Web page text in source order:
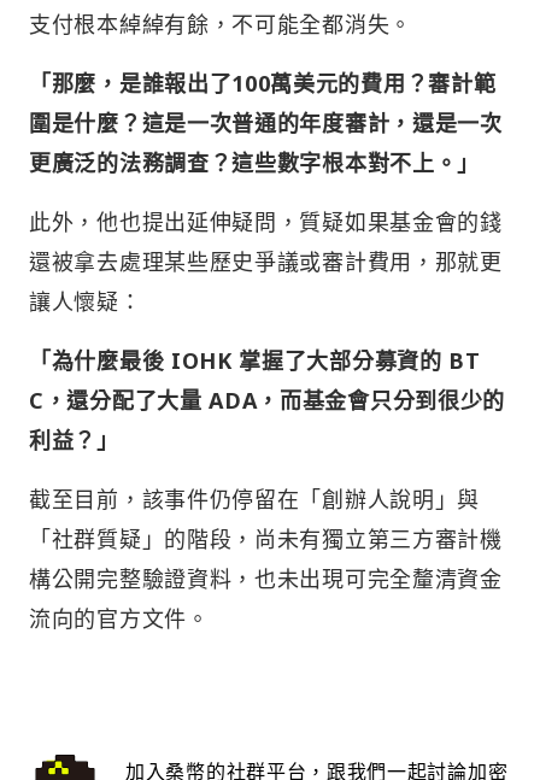
支付根本綽綽有餘，不可能全都消失。
「那麼，是誰報出了100萬美元的費用？審計範
圍是什麼？這是一次普通的年度審計，還是一次
更廣泛的法務調查？這些數字根本對不上。」
此外，他也提出延伸疑問，質疑如果基金會的錢
還被拿去處理某些歷史爭議或審計費用，那就更
讓人懷疑：
「為什麼最後 IOHK 掌握了大部分募資的 BT
C，還分配了大量 ADA，而基金會只分到很少的
利益？」
截至目前，該事件仍停留在「創辦人說明」與
「社群質疑」的階段，尚未有獨立第三方審計機
構公開完整驗證資料，也未出現可完全釐清資金
流向的官方文件。
加入桑幣的社群平台，跟我們一起討論加密